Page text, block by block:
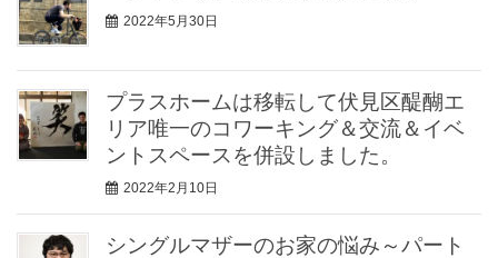
2022年5月30日
プラスホームは移転して伏見区醍醐エ
リア唯一のコワーキング＆交流＆イベ
ントスペースを併設しました。
2022年2月10日
シングルマザーのお家の悩み～パート